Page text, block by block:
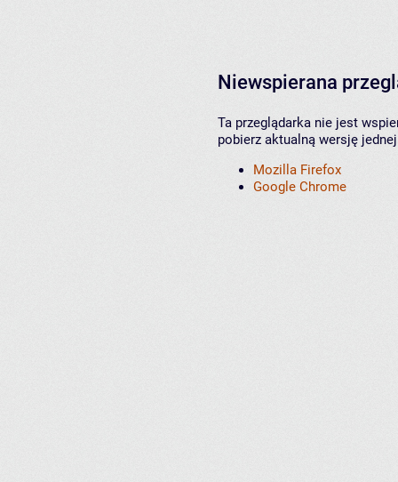
Niewspierana
Ta przeglądarka nie jest
pobierz aktualną wersję
Mozilla Firefox
Google Chrome